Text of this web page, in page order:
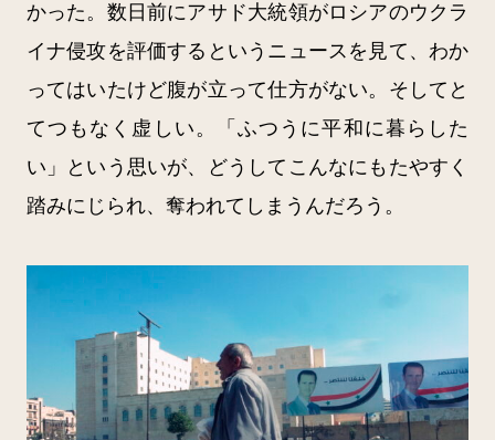
かった。数日前にアサド大統領がロシアのウクラ
イナ侵攻を評価するというニュースを見て、わか
ってはいたけど腹が立って仕方がない。そしてと
てつもなく虚しい。「ふつうに平和に暮らした
い」という思いが、どうしてこんなにもたやすく
踏みにじられ、奪われてしまうんだろう。